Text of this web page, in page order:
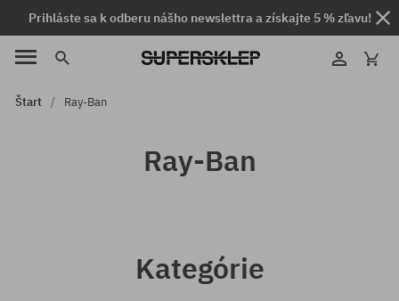
Prihláste sa k odberu nášho newslettra a získajte 5 % zľavu!
Štart Ray-Ban
Ray-Ban
Kategórie